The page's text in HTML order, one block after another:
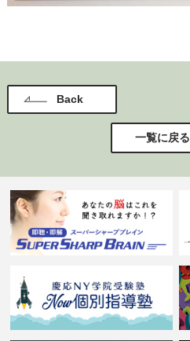
Back
一覧に戻る